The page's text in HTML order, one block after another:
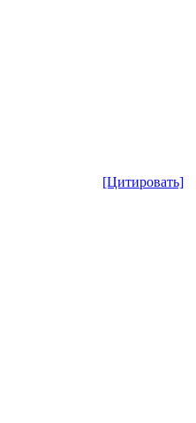
[Цитировать]